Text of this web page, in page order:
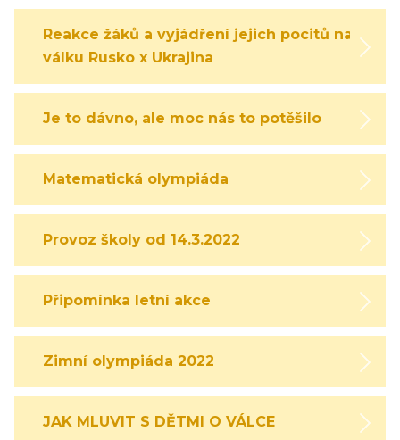
Reakce žáků a vyjádření jejich pocitů na
válku Rusko x Ukrajina
Je to dávno, ale moc nás to potěšilo
Matematická olympiáda
Provoz školy od 14.3.2022
Připomínka letní akce
Zimní olympiáda 2022
JAK MLUVIT S DĚTMI O VÁLCE